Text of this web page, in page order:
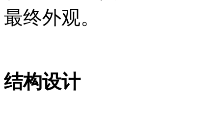
最终外观。
结构设计